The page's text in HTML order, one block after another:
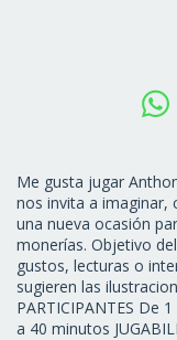
Me gusta jugar
nos invita a imaginar,
una nueva ocasión
monerías. Objetivo
gustos, lecturas o
sugieren las
PARTICIPANTES De
a 40 minutos